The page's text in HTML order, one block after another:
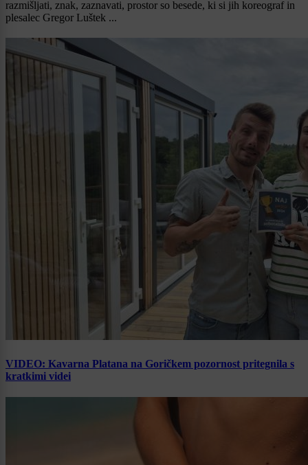
razmišljati, znak, zaznavati, prostor so besede, ki si jih koreograf in
plesalec Gregor Luštek ...
VIDEO: Kavarna Platana na Goričkem pozornost pritegnila s
kratkimi videi